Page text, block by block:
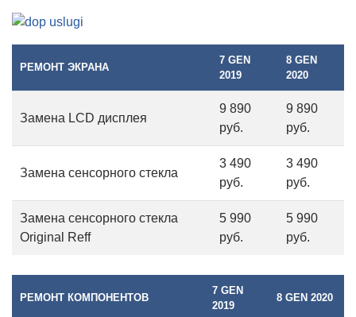
РЕМОНТ ЭКРАНА
7 GEN
2019
8 GEN
2020
Замена LCD дисплея
9 890
руб.
9 890
руб.
Замена сенсорного стекла
3 490
руб.
3 490
руб.
Замена сенсорного стекла
Original Reff
5 990
руб.
5 990
руб.
РЕМОНТ КОМПОНЕНТОВ
7 GEN
2019
8 GEN 2020